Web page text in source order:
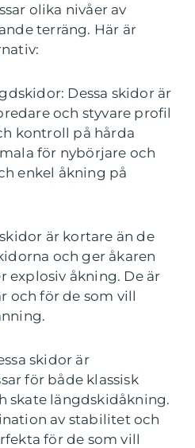
olika nivåer av
terräng. Här är
Dessa skidor är
och styvare profil
kontroll på hårda
för nybörjare och
enkel åkning på
är kortare än de
och ger åkaren
explosiv åkning. De är
och för de som vill
skidor är
för både klassisk
skate längdskidåkning.
av stabilitet och
för de som vill